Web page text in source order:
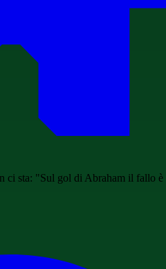
ci sta: "Sul gol di Abraham il fallo è